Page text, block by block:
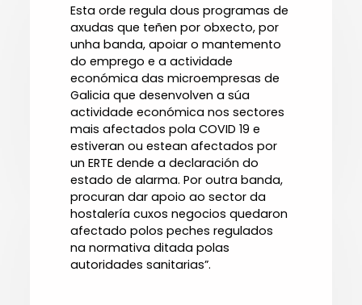
Esta orde regula dous programas de
axudas que teñen por obxecto, por
unha banda, apoiar o mantemento
do emprego e a actividade
económica das microempresas de
Galicia que desenvolven a súa
actividade económica nos sectores
mais afectados pola COVID 19 e
estiveran ou estean afectados por
un ERTE dende a declaración do
estado de alarma. Por outra banda,
procuran dar apoio ao sector da
hostalería cuxos negocios quedaron
afectado polos peches regulados
na normativa ditada polas
autoridades sanitarias”.